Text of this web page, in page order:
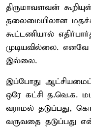
திருமாவளவன்
தலைமையிலான
கூட்டணியால்
முடியவில்லை.
இல்லை.
இப்போது
ஒரே கட்சி த.வெ.க.
வராமல் தடுப்பது,
வருவதை தடுப்பது